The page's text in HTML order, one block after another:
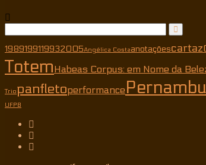
1989199119932005Angélica Costaanotaçõescartaz
TotemHabeas Corpus: em Nome da
Triopanfletoperformance
UFPB